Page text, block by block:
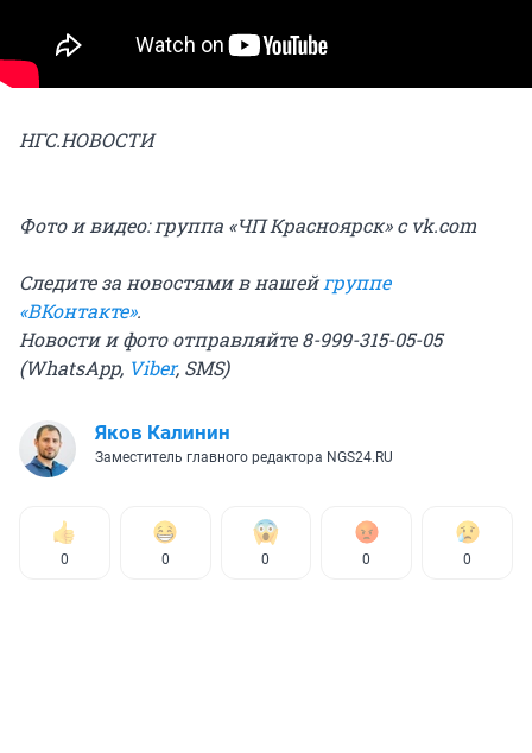
НГС.НОВОСТИ
Фото и видео: группа «ЧП Красноярск» с vk.com
Следите за новостями в нашей группе
«ВКонтакте».
Новости и фото отправляйте 8-999-315-05-05
(WhatsApp, Viber, SMS)
Яков Калинин
Заместитель главного редактора NGS24.RU
0 0 0 0 0